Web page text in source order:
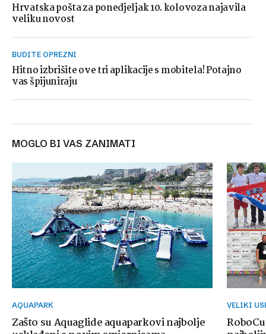
Hrvatska pošta za ponedjeljak 10. kolovoza najavila
veliku novost
BUDITE OPREZNI
Hitno izbrišite ove tri aplikacije s mobitela! Potajno
vas špijuniraju
MOGLO BI VAS ZANIMATI
AQUAPARK
Zašto su Aquaglide aquaparkovi najbolje
VELIKI